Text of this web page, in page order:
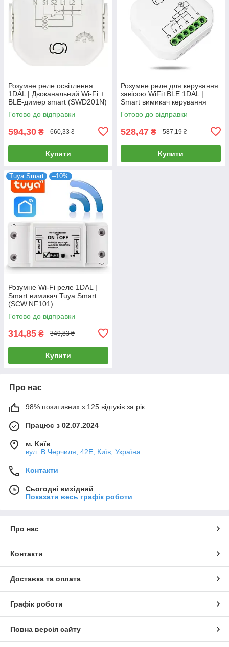
Розумне реле освітлення
1DAL | Двоканальний Wi-Fi +
BLE-димер smart (SWD201N)
Готово до відправки
594,30 ₴ 660,33 ₴
Купити
Розумне реле для керування
завісою WiFi+BLE 1DAL |
Smart вимикач керування
шторами (SWС101N)
Готово до відправки
528,47 ₴ 587,19 ₴
Купити
Tuya Smart –10%
Розумне Wi-Fi реле 1DAL |
Smart вимикач Tuya Smart
(SCW.NF101)
Готово до відправки
314,85 ₴ 349,83 ₴
Купити
Про нас
98% позитивних з 125 відгуків за рік
Працює з 02.07.2024
м. Київ
вул. В.Черчиля, 42Е, Київ, Україна
Контакти
Сьогодні вихідний
Показати весь графік роботи
Про нас
Контакти
Доставка та оплата
Графік роботи
Повна версія сайту